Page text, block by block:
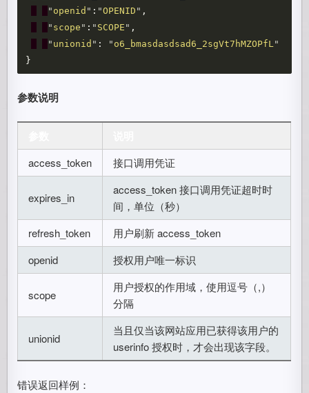
" openid " : "OPENID " ,
" scope " : " SCOPE " ,
" unionid " : " o6_bmasdasdsad6_2sgVt7hMZOPfL "
}
参数说明
access_token 接口调用凭证
expires_in
access_token 接口调用凭证超时时
间，单位（秒）
refresh_token
用户刷新 access_token
openid
授权用户唯一标识
scope
用户授权的作用域，使用逗号（,）
分隔
unionid
当且仅当该网站应用已获得该用户的
userinfo 授权时，才会出现该字段。
错误返回样例：